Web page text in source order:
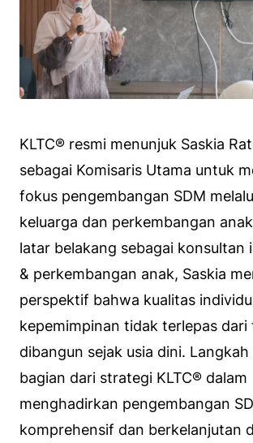
KLTC® resmi menunjuk Saskia
sebagai Komisaris Utama untuk
fokus pengembangan SDM
keluarga dan perkembangan
latar belakang sebagai konsultan
& perkembangan anak, Saskia
perspektif bahwa kualitas
kepemimpinan tidak terlepas dari
dibangun sejak usia dini.
bagian dari strategi KLTC® dalam
menghadirkan pengembangan
komprehensif dan berkelanjutan